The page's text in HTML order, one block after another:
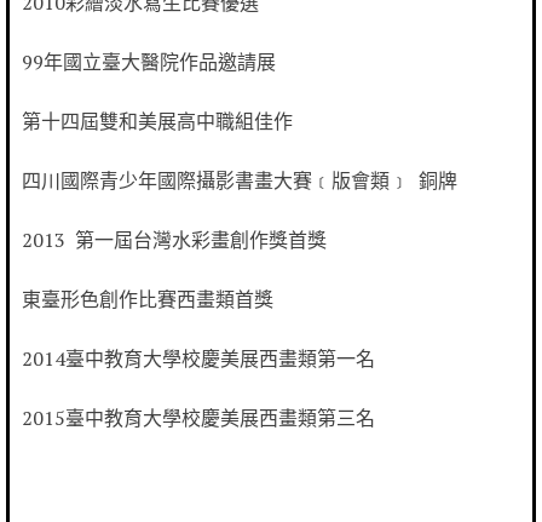
99年國立臺大醫院作品邀請展
第十四屆雙和美展高中職組佳作
四川國際青少年國際攝影書畫大賽﹝版會類﹞ 銅牌
2013 第一屆台灣水彩畫創作獎首獎
東臺形色創作比賽西畫類首獎
2014臺中教育大學校慶美展西畫類第一名
2015臺中教育大學校慶美展西畫類第三名